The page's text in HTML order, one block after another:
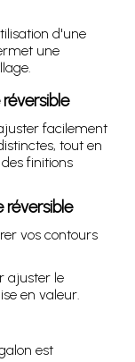
d'une
une
facilement
tout en
finitions
vos contours
ajuster le
en valeur.
est